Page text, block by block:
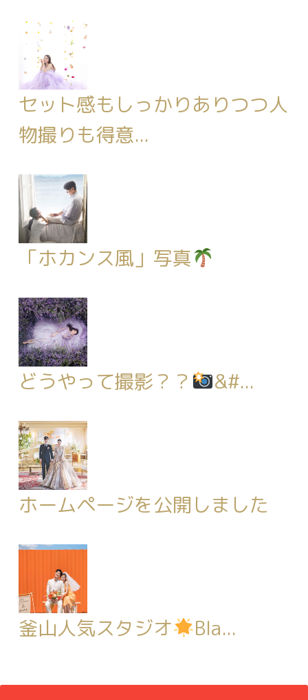
セット感もしっかりありつつ人
物撮りも得意...
「ホカンス風」写真
どうやって撮影？？ &#...
ホームページを公開しました
釜山人気スタジオ Bla...